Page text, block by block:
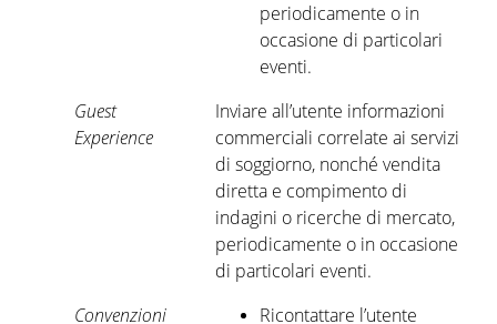
periodicamente o in
occasione di particolari
eventi.
Guest
Experience
Inviare all’utente informazioni
commerciali correlate ai servizi
di soggiorno, nonché vendita
diretta e compimento di
indagini o ricerche di mercato,
periodicamente o in occasione
di particolari eventi.
Convenzioni
Ricontattare l’utente